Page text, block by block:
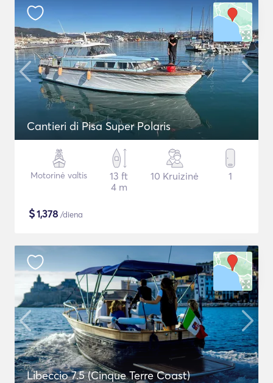
Cantieri di Pisa Super Polaris
Motorinė valtis
13 ft
4 m
10 Kruizinė 1
$1,378 /diena
Libeccio 7.5 (Cinque Terre Coast)